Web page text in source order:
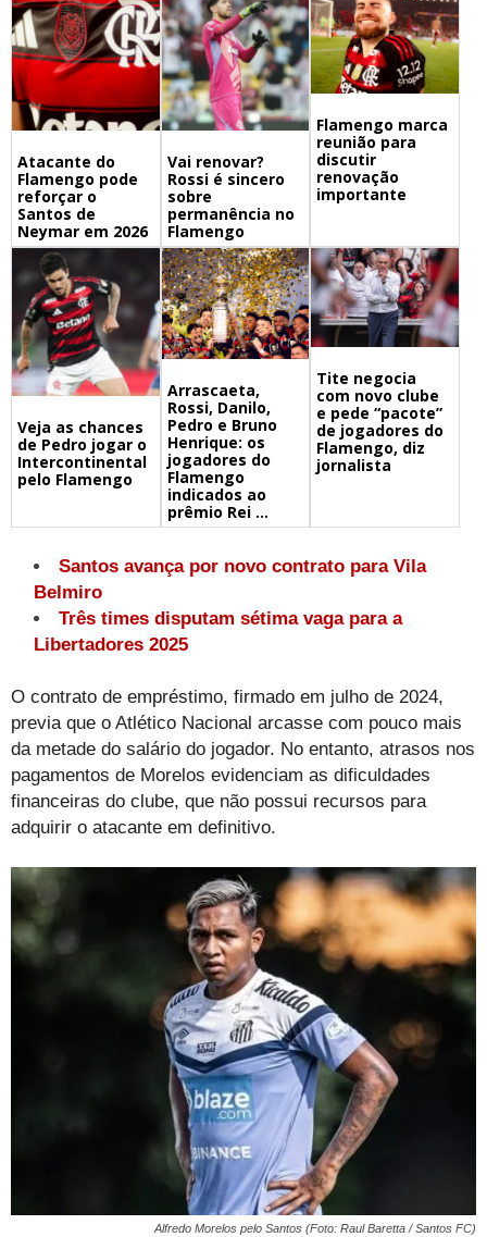
Atacante do
Flamengo pode
reforçar o
Santos de
Neymar em 2026
Vai renovar?
Rossi é sincero
sobre
permanência no
Flamengo
Flamengo marca
reunião para
discutir
renovação
importante
Veja as chances
de Pedro jogar o
Intercontinental
pelo Flamengo
Arrascaeta,
Rossi, Danilo,
Pedro e Bruno
Henrique: os
jogadores do
Flamengo
indicados ao
prêmio Rei ...
Tite negocia
com novo clube
e pede “pacote”
de jogadores do
Flamengo, diz
jornalista
Santos avança por novo contrato para Vila
Belmiro
Três times disputam sétima vaga para a
Libertadores 2025
O contrato de empréstimo, firmado em julho de 2024,
previa que o Atlético Nacional arcasse com pouco mais
da metade do salário do jogador. No entanto, atrasos nos
pagamentos de Morelos evidenciam as dificuldades
financeiras do clube, que não possui recursos para
adquirir o atacante em definitivo.
Alfredo Morelos pelo Santos (Foto: Raul Baretta / Santos FC)